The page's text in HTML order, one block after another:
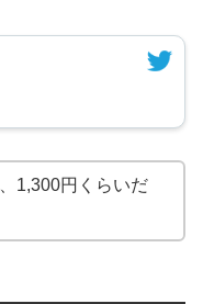
1,300円くらいだ